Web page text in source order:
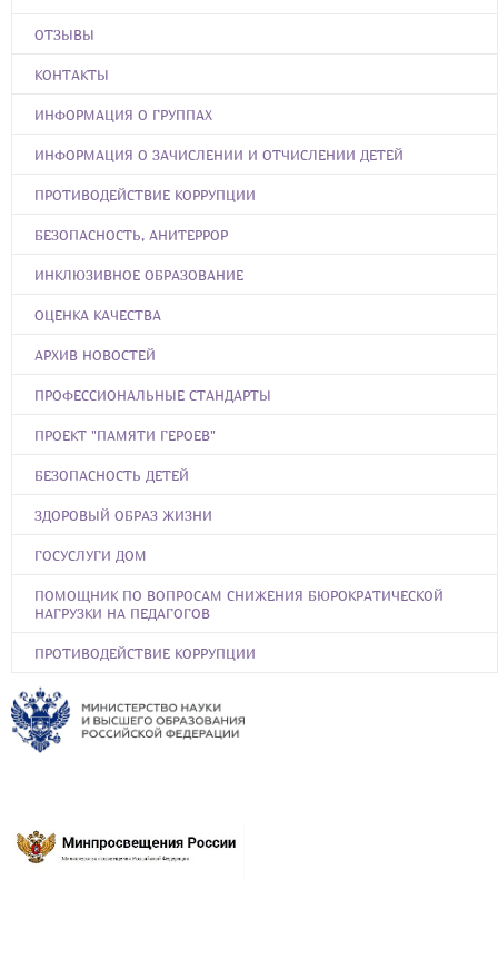
ОТЗЫВЫ
КОНТАКТЫ
ИНФОРМАЦИЯ О ГРУППАХ
ИНФОРМАЦИЯ О ЗАЧИСЛЕНИИ И ОТЧИСЛЕНИИ ДЕТЕЙ
ПРОТИВОДЕЙСТВИЕ КОРРУПЦИИ
БЕЗОПАСНОСТЬ, АНИТЕРРОР
ИНКЛЮЗИВНОЕ ОБРАЗОВАНИЕ
ОЦЕНКА КАЧЕСТВА
АРХИВ НОВОСТЕЙ
ПРОФЕССИОНАЛЬНЫЕ СТАНДАРТЫ
ПРОЕКТ "ПАМЯТИ ГЕРОЕВ"
БЕЗОПАСНОСТЬ ДЕТЕЙ
ЗДОРОВЫЙ ОБРАЗ ЖИЗНИ
ГОСУСЛУГИ ДОМ
ПОМОЩНИК ПО ВОПРОСАМ СНИЖЕНИЯ БЮРОКРАТИЧЕСКОЙ
НАГРУЗКИ НА ПЕДАГОГОВ
ПРОТИВОДЕЙСТВИЕ КОРРУПЦИИ